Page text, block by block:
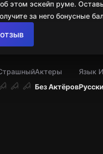
Без Актёров
Актеры
Язык
этом эскейп руме.
за него бонусные